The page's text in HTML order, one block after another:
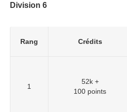
Division 6
Rang Crédits
1
52k +
100 points